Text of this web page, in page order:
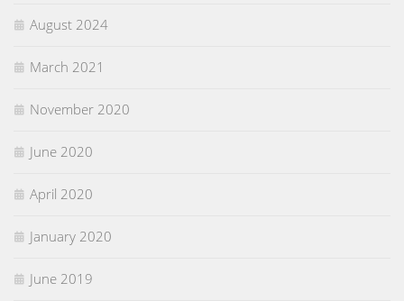
August 2024
March 2021
November 2020
June 2020
April 2020
January 2020
June 2019